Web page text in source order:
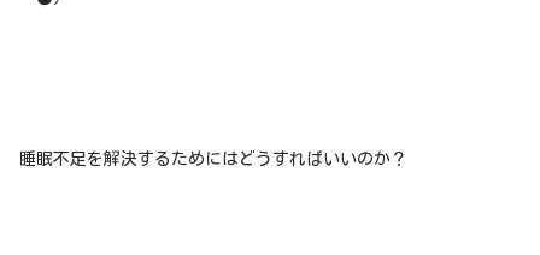
睡眠不足を解決するためにはどうすればいいのか？